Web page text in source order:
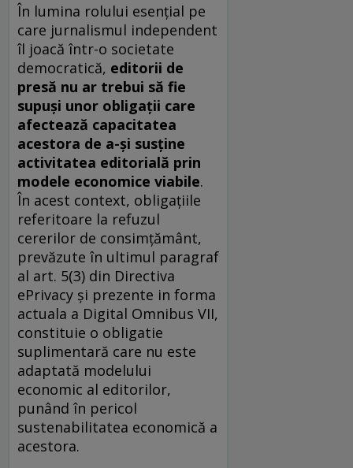
În lumina rolului esențial pe
care jurnalismul independent
îl joacă într-o societate
democratică, editorii de
presă nu ar trebui să fie
supuși unor obligații care
afectează capacitatea
acestora de a-și susține
activitatea editorială prin
modele economice viabile.
În acest context, obligațiile
referitoare la refuzul
cererilor de consimțământ,
prevăzute în ultimul paragraf
al art. 5(3) din Directiva
ePrivacy și prezente in forma
actuala a Digital Omnibus VII,
constituie o obligatie
suplimentară care nu este
adaptată modelului
economic al editorilor,
punând în pericol
sustenabilitatea economică a
acestora.